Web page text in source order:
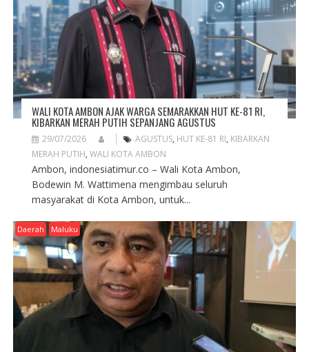
O
N
WALI KOTA AMBON AJAK WARGA SEMARAKKAN HUT KE-81 RI,
KIBARKAN MERAH PUTIH SEPANJANG AGUSTUS
29/07/2026 AGUSTUS, HUT KE-81 RI, KIBARKAN
MERAH PUTIH, WALI KOTA AMBON
Ambon, indonesiatimur.co – Wali Kota Ambon,
Bodewin M. Wattimena mengimbau seluruh
masyarakat di Kota Ambon, untuk...
Daerah Maluku